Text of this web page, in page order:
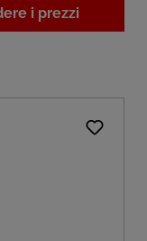
i prezzi